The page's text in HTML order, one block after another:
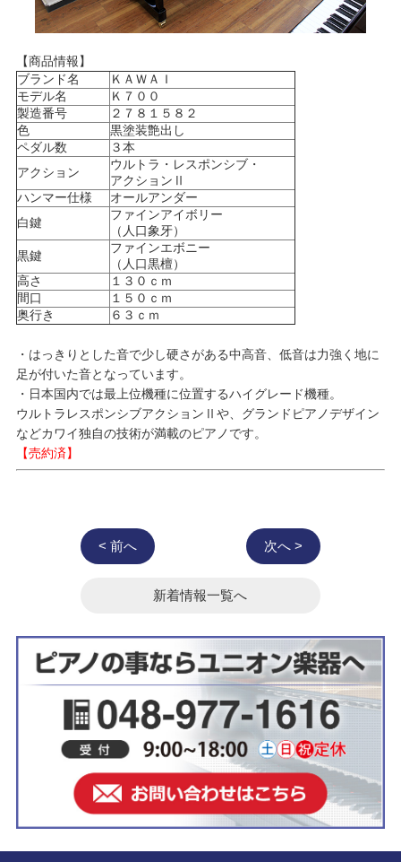
【商品情報】
ブランド名
ＫＡＷＡＩ
モデル名
Ｋ７００
製造番号
２７８１５８２
色
黒塗装艶出し
ペダル数
３本
アクション
ウルトラ・レスポンシブ・
アクションⅡ
ハンマー仕様
オールアンダー
白鍵
ファインアイボリー
（人口象牙）
黒鍵
ファインエボニー
（人口黒檀）
高さ
１３０ｃｍ
間口
１５０ｃｍ
奥行き
６３ｃｍ
・はっきりとした音で少し硬さがある中高音、低音は力強く地に
足が付いた音となっています。
・日本国内では最上位機種に位置するハイグレード機種。
ウルトラレスポンシブアクションⅡや、グランドピアノデザイン
などカワイ独自の技術が満載のピアノです。
【売約済】
< 前へ 次へ >
新着情報一覧へ